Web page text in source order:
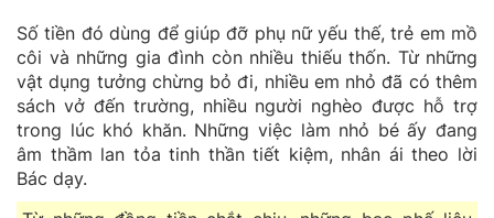
Số tiền đó dùng để giúp đỡ phụ nữ yếu thế, trẻ em mồ
côi và những gia đình còn nhiều thiếu thốn. Từ những
vật dụng tưởng chừng bỏ đi, nhiều em nhỏ đã có thêm
sách vở đến trường, nhiều người nghèo được hỗ trợ
trong lúc khó khăn. Những việc làm nhỏ bé ấy đang
âm thầm lan tỏa tinh thần tiết kiệm, nhân ái theo lời
Bác dạy.